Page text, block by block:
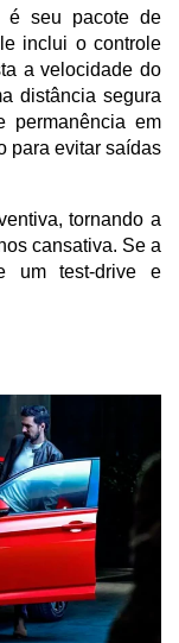
é seu pacote de
inclui o controle
a velocidade do
distância segura
permanência em
para evitar saídas
tornando a
cansativa. Se a
um test-drive e